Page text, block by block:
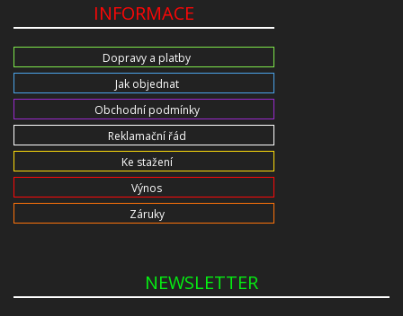
INFORMACE
Dopravy a platby
Jak objednat
Obchodní podmínky
Reklamační řád
Ke stažení
Výnos
Záruky
NEWSLETTER